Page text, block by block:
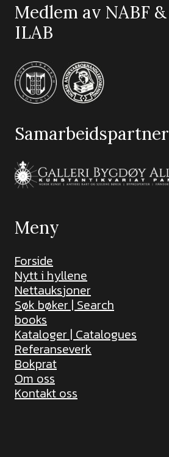
Medlem av NABF &
ILAB
Samarbeidspartner
Meny
Forside
Nytt i hyllene
Nettauksjoner
Søk bøker | Search
books
Kataloger | Catalogues
Referanseverk
Bokprat
Om oss
Kontakt oss